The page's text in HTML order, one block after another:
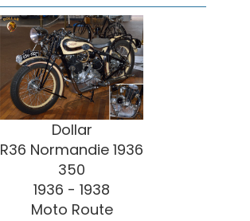
Dollar
R36 Normandie 1936
350
1936 - 1938
Moto Route